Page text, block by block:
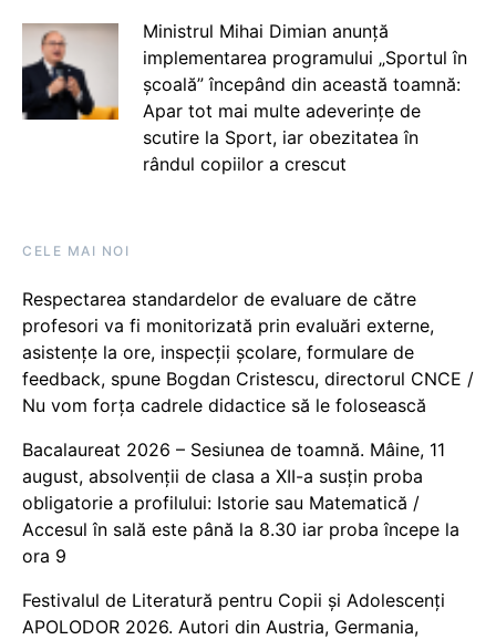
Ministrul Mihai Dimian anunță
implementarea programului „Sportul în
școală” începând din această toamnă:
Apar tot mai multe adeverințe de
scutire la Sport, iar obezitatea în
rândul copiilor a crescut
CELE MAI NOI
Respectarea standardelor de evaluare de către
profesori va fi monitorizată prin evaluări externe,
asistențe la ore, inspecții școlare, formulare de
feedback, spune Bogdan Cristescu, directorul CNCE /
Nu vom forța cadrele didactice să le folosească
Bacalaureat 2026 – Sesiunea de toamnă. Mâine, 11
august, absolvenții de clasa a XII-a susțin proba
obligatorie a profilului: Istorie sau Matematică /
Accesul în sală este până la 8.30 iar proba începe la
ora 9
Festivalul de Literatură pentru Copii și Adolescenți
APOLODOR 2026. Autori din Austria, Germania,